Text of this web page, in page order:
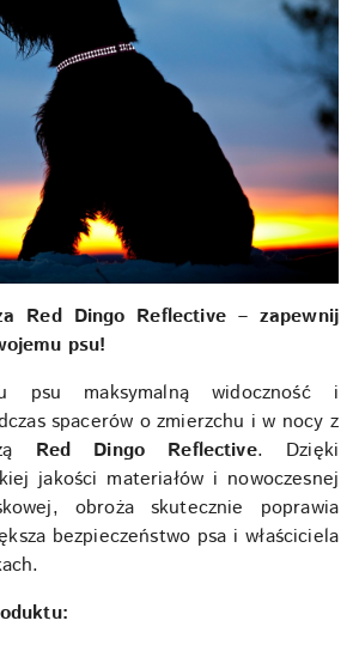
Red Dingo Reflective – zapewnij
psu!
psu maksymalną widoczność i
spacerów o zmierzchu i w nocy z
Red Dingo Reflective. Dzięki
jakości materiałów i nowoczesnej
obroża skutecznie poprawia
bezpieczeństwo psa i właściciela